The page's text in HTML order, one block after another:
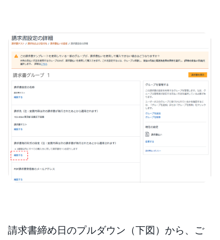
請求書締め日のプルダウン（下図）から、ご